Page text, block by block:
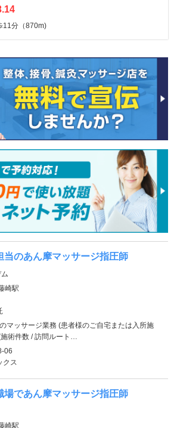
11分（870m)
当のあん摩マッサージ指圧師
崎駅
マッサージ業務 (患者様のご自宅または入所施
術件数 / 訪問ルート…
06
クス
場であん摩マッサージ指圧師
崎駅